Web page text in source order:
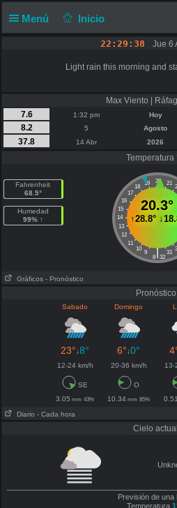
Menú Inicio
22:29:38 Jue 6
Light rain this morning and
Max Viento |
7.6
1:32 pm Hoy
8.2
5 Agosto
37.8
14 Abr 2026
Temperatura
Fahrenheit
68.5°
Humedad
99% ↑
20
19 21
18
17
16
15
14
13
12
11
10
9 31
|
8 32
20.3°
↑28.8°↓
Gráficos - Pronóstico
Pronóstico
Sabado
Domingo
23°↓8° 6°↓0°
12-24 km/h 20-36 km/h 13-
SE O
3.05 mm 43% 10.34 mm 85% 0.51
Diario - Cada hora
Cielo actual
Previsión de una
Temperatura1